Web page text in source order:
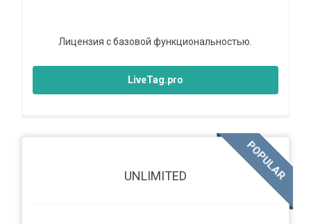
Лицензия с базовой функциональностью.
LiveTag.pro
UNLIMITED POPULAR